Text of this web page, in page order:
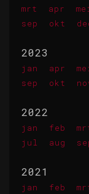
mrt apr mei
sep
okt
2023
jan apr
sep
okt
2022
jan feb
jul
aug
2021
jan feb